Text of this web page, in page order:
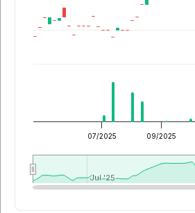
07/2025 09/2025
Jul '25
Jul '25